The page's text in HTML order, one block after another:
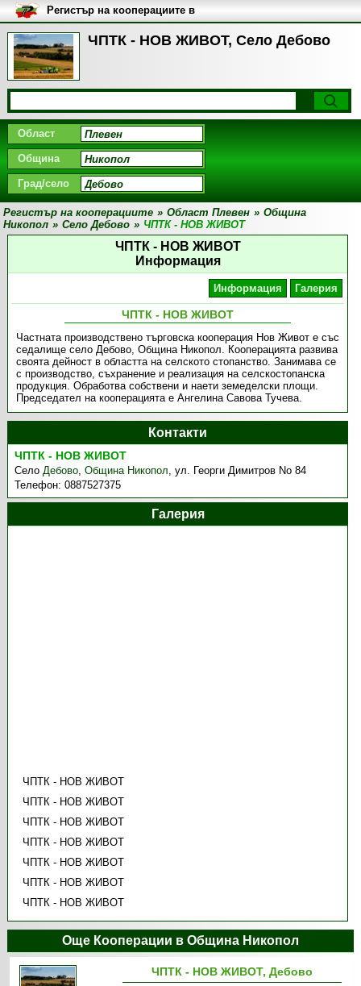
ЧПТК - НОВ ЖИВОТ, Село Дебово
Регистър на кооперациите в
България
Област
Община
Град/село
Регистър на кооперациите » Област Плевен » Община
Никопол » Село Дебово » ЧПТК - НОВ ЖИВОТ
ЧПТК - НОВ ЖИВОТ
Информация
Информация Галерия
ЧПТК - НОВ ЖИВОТ
Частната производствено търговска кооперация Нов Живот е със
седалище село Дебово, Община Никопол. Кооперацията развива
своята дейност в областта на селското стопанство. Занимава се
с производство, съхранение и реализация на селскостопанска
продукция. Обработва собствени и наети земеделски площи.
Председател на кооперацията е Ангелина Савова Тучева.
Контакти
ЧПТК - НОВ ЖИВОТ
СелоДебово,Община Никопол,ул. Георги Димитров No 84
Телефон:0887527375
Галерия
ЧПТК - НОВ ЖИВОТ
ЧПТК - НОВ ЖИВОТ
ЧПТК - НОВ ЖИВОТ
ЧПТК - НОВ ЖИВОТ
ЧПТК - НОВ ЖИВОТ
ЧПТК - НОВ ЖИВОТ
ЧПТК - НОВ ЖИВОТ
Още Кооперации в Община Никопол
ЧПТК - НОВ ЖИВОТ, Дебово